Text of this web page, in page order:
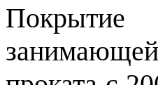
Покрытие